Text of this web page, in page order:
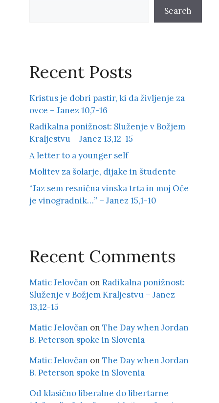
Search
Recent Posts
Kristus je dobri pastir, ki da življenje za
ovce – Janez 10,7-16
Radikalna ponižnost: Služenje v Božjem
Kraljestvu – Janez 13,12-15
A letter to a younger self
Molitev za šolarje, dijake in študente
“Jaz sem resnična vinska trta in moj Oče
je vinogradnik…” – Janez 15,1-10
Recent Comments
Matic Jelovčan on Radikalna ponižnost:
Služenje v Božjem Kraljestvu – Janez
13,12-15
Matic Jelovčan on The Day when Jordan
B. Peterson spoke in Slovenia
Matic Jelovčan on The Day when Jordan
B. Peterson spoke in Slovenia
Od klasično liberalne do libertarne